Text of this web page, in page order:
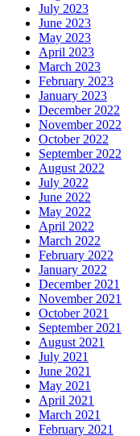
July 2023
June 2023
May 2023
April 2023
March 2023
February 2023
January 2023
December 2022
November 2022
October 2022
September 2022
August 2022
July 2022
June 2022
May 2022
April 2022
March 2022
February 2022
January 2022
December 2021
November 2021
October 2021
September 2021
August 2021
July 2021
June 2021
May 2021
April 2021
March 2021
February 2021